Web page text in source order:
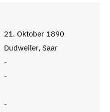
21. Oktober 1890
Dudweiler, Saar
-
-
-